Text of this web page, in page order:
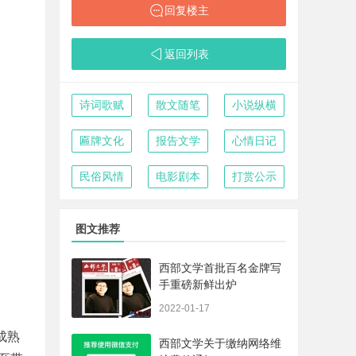
熟
回复楼主
返回列表
诗词歌赋 散文随笔 小说纵横
匾牌文化 报告文学 心情日记
民俗风情 电影剧本 打赏公示
图文推荐
西部文学首批百名金牌写
手重磅新鲜出炉
2022-01-17
西部文学关于缴纳网络维